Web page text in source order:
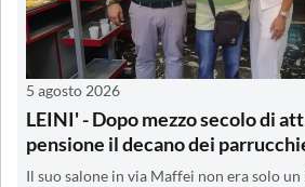
5 agosto 2026
LEINI' - Dopo mezzo secolo di
pensione il decano dei
Il suo salone in via Maffei non era solo